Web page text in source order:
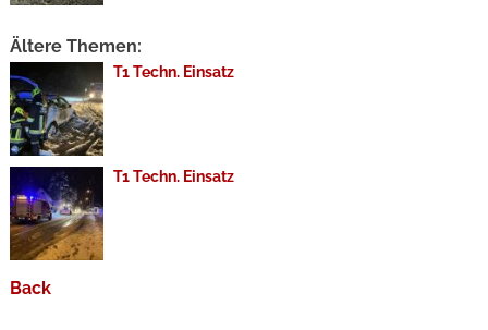
Ältere Themen:
T1 Techn. Einsatz
T1 Techn. Einsatz
Back